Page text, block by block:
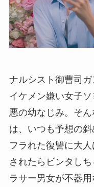
ナルシスト御曹司
イケメン嫌い女子
悪の幼なじみ。そ
は、いつも予想の斜
フラれた復讐に大
されたらビンタし
ラサー男女が不器